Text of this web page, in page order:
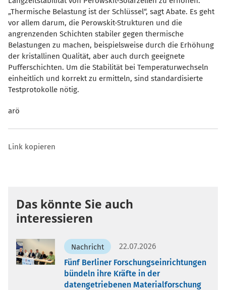
Thermische Belastung ist der Schlüssel“, sagt Abate. Es geht
vor allem darum, die Perowskit-Strukturen und die
angrenzenden Schichten stabiler gegen thermische
Belastungen zu machen, beispielsweise durch die Erhöhung
der kristallinen Qualität, aber auch durch geeignete
Pufferschichten. Um die Stabilität bei Temperaturwechseln
einheitlich und korrekt zu ermitteln, sind standardisierte
Testprotokolle nötig.
arö
Link kopieren
Das könnte Sie auch
interessieren
Nachricht
22.07.2026
Fünf Berliner Forschungseinrichtungen
bündeln ihre Kräfte in der
datengetriebenen Materialforschung